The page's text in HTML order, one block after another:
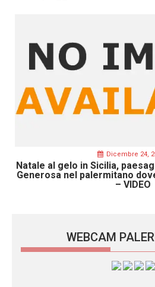
Dicembre 24,
Natale al gelo in Sicilia,
Generosa nel palermitano
– VIDEO
WEBCAM